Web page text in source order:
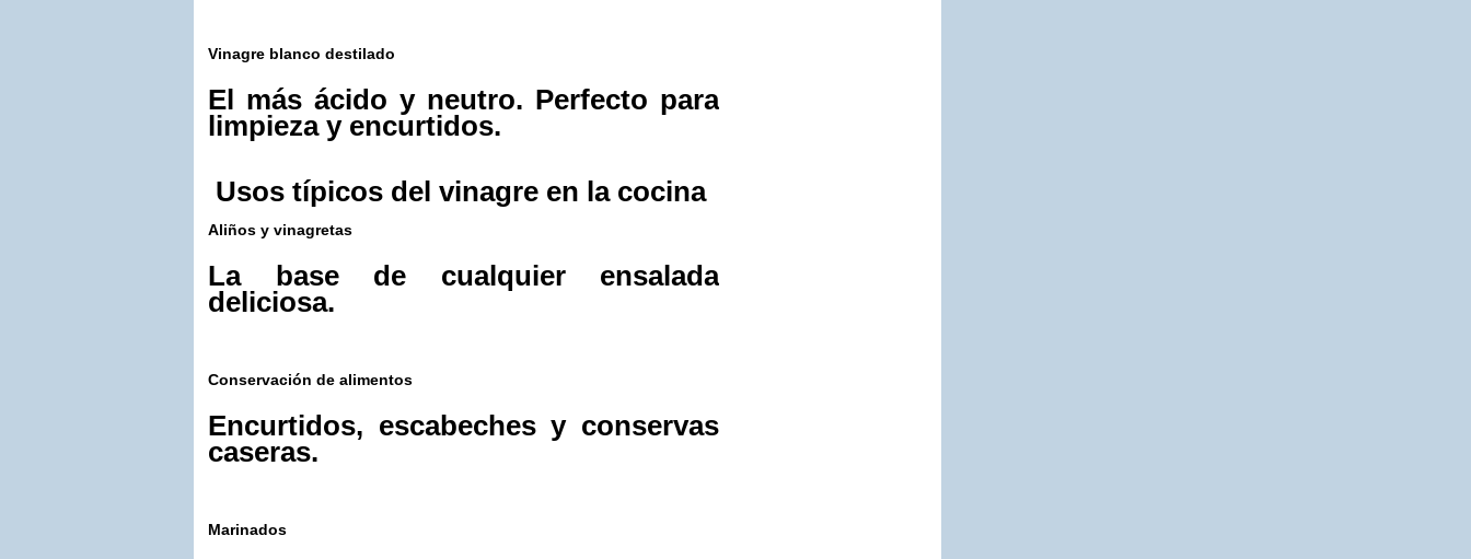
Vinagre blanco destilado
El más ácido y neutro. Perfecto para
limpieza y encurtidos.
Usos típicos del vinagre en la cocina
Aliños y vinagretas
La base de cualquier ensalada
deliciosa.
Conservación de alimentos
Encurtidos, escabeches y conservas
caseras.
Marinados